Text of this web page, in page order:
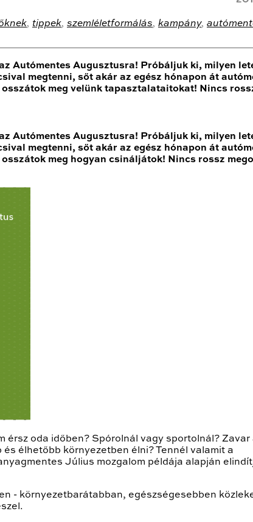
, tippek, szemléletformálás, kampány,
Autómentes Augusztusra! Próbáljuk ki, milyen
megtenni, sőt akár az egész hónapon át
meg velünk tapasztalataitokat! Nincs
Autómentes Augusztusra! Próbáljuk ki, milyen
megtenni, sőt akár az egész hónapon át
meg hogyan csináljátok! Nincs rossz
érsz oda időben? Spórolnál vagy sportolnál? Zavar
élhetőbb környezetben élni? Tennél valamit a
Július mozgalom példája alapján
- környezetbarátabban, egészségesebben